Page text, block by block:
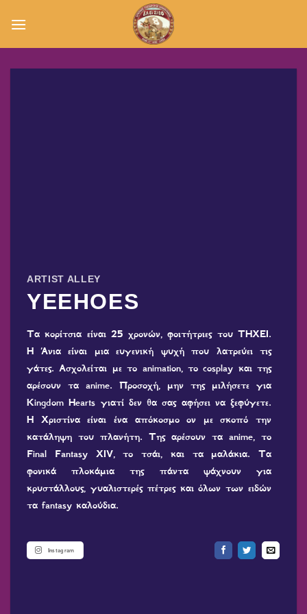
στο
ARTIST ALLEY
YEEHOES
Τα κορίτσια είναι 25 χρονών, φοιτήτριες του ΤΗΧΕΙ.
Η Άνια είναι μια ευγενική ψυχή που λατρεύει τις
γάτες. Ασχολείται με το animation, το cosplay και της
αρέσουν τα anime. Προσοχή, μην της μιλήσετε για
Kingdom Hearts γιατί δεν θα σας αφήσει να ξεφύγετε.
H Χριστίνα είναι ένα απόκοσμο ον με σκοπό την
κατάληψη του πλανήτη. Της αρέσουν τα anime, το
Final Fantasy XIV, το τσάι, και τα μαλάκια. Τα
φονικά πλοκάμια της πάντα ψάχνουν για
κρυστάλλους, γυαλιστερές πέτρες και όλων των ειδών
τα fantasy καλούδια.
Instagram